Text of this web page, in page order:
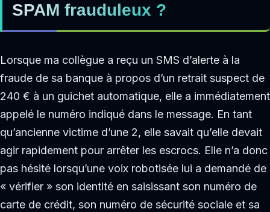
SPAM frauduleux ?
Lorsque ma collègue a reçu un SMS d’alerte à la
fraude de sa banque à propos d’un retrait suspect de
240 € à un guichet automatique, elle a immédiatement
appelé le numéro indiqué dans le message. En tant
qu’ancienne victime d’une 2, elle savait qu’elle devait
agir rapidement pour arrêter les escrocs. Elle n’a donc
pas hésité lorsqu’une voix robotisée lui a demandé de
« vérifier » son identité en saisissant son numéro de
carte de crédit, son numéro de sécurité sociale et sa